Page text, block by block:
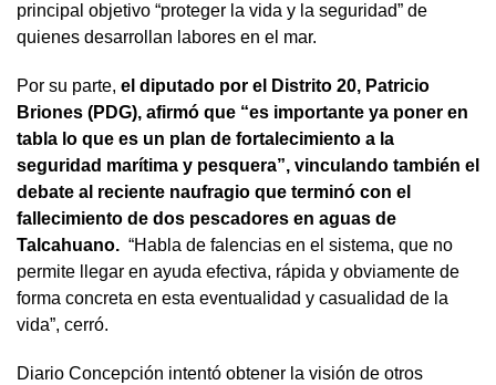
principal objetivo “proteger la vida y la seguridad” de
quienes desarrollan labores en el mar.
Por su parte, el diputado por el Distrito 20, Patricio
Briones (PDG), afirmó que “es importante ya poner en
tabla lo que es un plan de fortalecimiento a la
seguridad marítima y pesquera”, vinculando también el
debate al reciente naufragio que terminó con el
fallecimiento de dos pescadores en aguas de
Talcahuano. “Habla de falencias en el sistema, que no
permite llegar en ayuda efectiva, rápida y obviamente de
forma concreta en esta eventualidad y casualidad de la
vida”, cerró.
Diario Concepción intentó obtener la visión de otros